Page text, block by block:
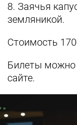
8. Заячья
земляникой.
Стоимость
Билеты можно
сайте.